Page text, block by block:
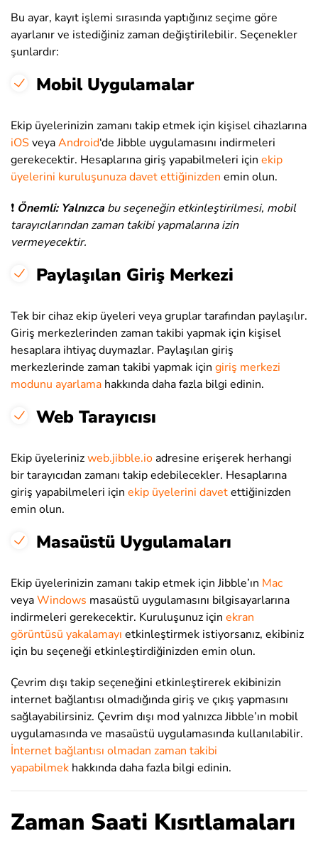
Bu ayar, kayıt işlemi sırasında yaptığınız seçime göre
ayarlanır ve istediğiniz zaman değiştirilebilir. Seçenekler
şunlardır:
Mobil Uygulamalar
Ekip üyelerinizin zamanı takip etmek için kişisel cihazlarına
iOSveyaAndroid‘de Jibble uygulamasını indirmeleri
gerekecektir. Hesaplarına giriş yapabilmeleri için ekip
üyelerini kuruluşunuza davet ettiğinizden emin olun.
❗️ Önemli: Yalnızca bu seçeneğin etkinleştirilmesi, mobil
tarayıcılarından zaman takibi yapmalarına izin
vermeyecektir.
Paylaşılan Giriş Merkezi
Tek bir cihaz ekip üyeleri veya gruplar tarafından paylaşılır.
Giriş merkezlerinden zaman takibi yapmak için kişisel
hesaplara ihtiyaç duymazlar. Paylaşılan giriş
merkezlerinde zaman takibi yapmak için giriş merkezi
modunu ayarlama hakkında daha fazla bilgi edinin.
Web Tarayıcısı
Ekip üyelerinizweb.jibble.ioadresine erişerek herhangi
bir tarayıcıdan zamanı takip edebilecekler. Hesaplarına
giriş yapabilmeleri için ekip üyelerini davetettiğinizden
emin olun.
Masaüstü Uygulamaları
Ekip üyelerinizin zamanı takip etmek için Jibble’ın Mac
veyaWindows masaüstü uygulamasını bilgisayarlarına
indirmeleri gerekecektir. Kuruluşunuz için ekran
görüntüsü yakalamayı etkinleştirmek istiyorsanız, ekibiniz
için bu seçeneği etkinleştirdiğinizden emin olun.
Çevrim dışı takip seçeneğini etkinleştirerek ekibinizin
internet bağlantısı olmadığında giriş ve çıkış yapmasını
sağlayabilirsiniz. Çevrim dışı mod yalnızca Jibble’ın mobil
uygulamasında ve masaüstü uygulamasında kullanılabilir.
İnternet bağlantısı olmadan zaman takibi
yapabilmek hakkında daha fazla bilgi edinin.
Zaman Saati Kısıtlamaları